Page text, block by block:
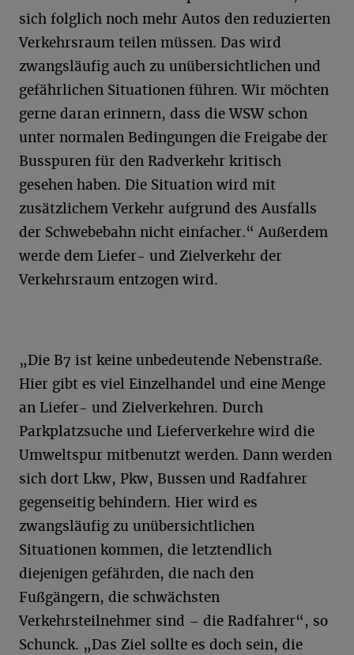
sich folglich noch mehr Autos den reduzierten
Verkehrsraum teilen müssen. Das wird
zwangsläufig auch zu unübersichtlichen und
gefährlichen Situationen führen. Wir möchten
gerne daran erinnern, dass die WSW schon
unter normalen Bedingungen die Freigabe der
Busspuren für den Radverkehr kritisch
gesehen haben. Die Situation wird mit
zusätzlichem Verkehr aufgrund des Ausfalls
der Schwebebahn nicht einfacher.“ Außerdem
werde dem Liefer- und Zielverkehr der
Verkehrsraum entzogen wird.
„Die B7 ist keine unbedeutende Nebenstraße.
Hier gibt es viel Einzelhandel und eine Menge
an Liefer- und Zielverkehren. Durch
Parkplatzsuche und Lieferverkehre wird die
Umweltspur mitbenutzt werden. Dann werden
sich dort Lkw, Pkw, Bussen und Radfahrer
gegenseitig behindern. Hier wird es
zwangsläufig zu unübersichtlichen
Situationen kommen, die letztendlich
diejenigen gefährden, die nach den
Fußgängern, die schwächsten
Verkehrsteilnehmer sind – die Radfahrer“, so
Schunck. „Das Ziel sollte es doch sein, die